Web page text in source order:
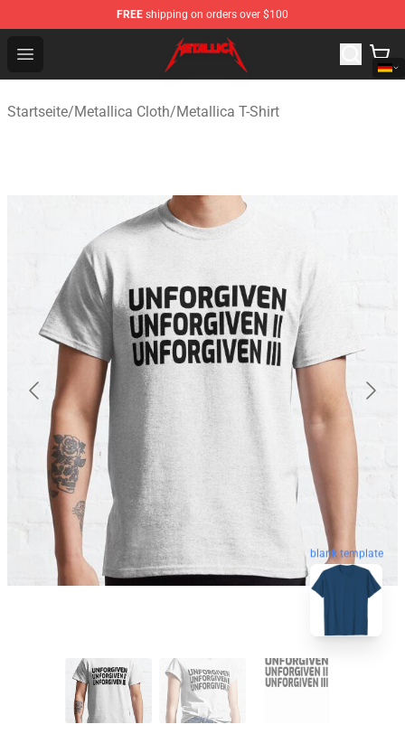
FREE shipping on orders over $100
Open menu
Metallica Store - Official Metallica Merchandise Shop
Startseite/Metallica Cloth/Metallica T-Shirt
blank template